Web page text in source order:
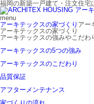
福岡の新築一戸建て・注文住
menu
アーキテックスの家づくり アー
アーキテックスの家づくり
アーキテックスの強みやこだ
アーキテックスの5つの強み
アーキテックスのこだわり
品質保証
アフターメンテナンス